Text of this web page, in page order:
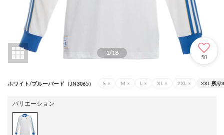
1/18
58
ホワイト/ブルーバード（JN3065） S × M × L × XL × 2XL × 3XL 残り
バリエーション